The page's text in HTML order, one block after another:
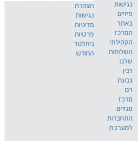
הצהרת
נגישות
מדיניות
פרטיות
ניוזלטר
החודש